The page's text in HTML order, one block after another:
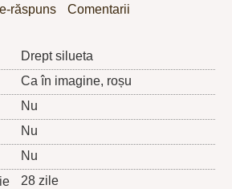
răspuns Comentarii
Drept silueta
Ca în imagine, roșu
Nu
Nu
Nu
28 zile